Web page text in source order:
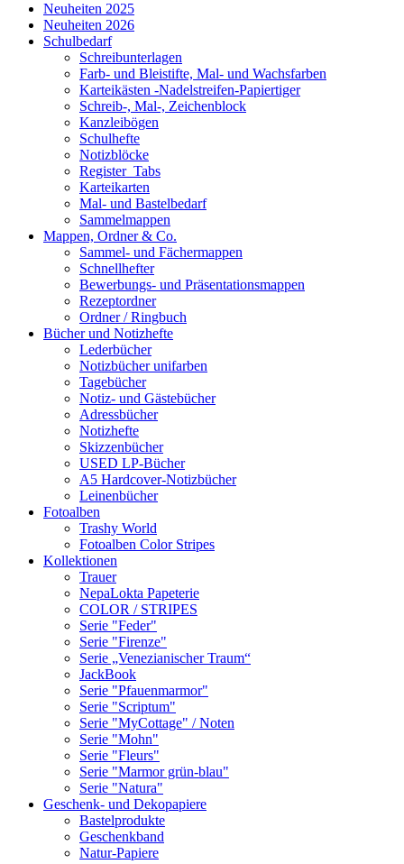
Neuheiten 2025
Neuheiten 2026
Schulbedarf
Schreibunterlagen
Farb- und Bleistifte, Mal- und Wachsfarben
Karteikästen -Nadelstreifen-Papiertiger
Schreib-, Mal-, Zeichenblock
Kanzleibögen
Schulhefte
Notizblöcke
Register_Tabs
Karteikarten
Mal- und Bastelbedarf
Sammelmappen
Mappen, Ordner & Co.
Sammel- und Fächermappen
Schnellhefter
Bewerbungs- und Präsentationsmappen
Rezeptordner
Ordner / Ringbuch
Bücher und Notizhefte
Lederbücher
Notizbücher unifarben
Tagebücher
Notiz- und Gästebücher
Adressbücher
Notizhefte
Skizzenbücher
USED LP-Bücher
A5 Hardcover-Notizbücher
Leinenbücher
Fotoalben
Trashy World
Fotoalben Color Stripes
Kollektionen
Trauer
NepaLokta Papeterie
COLOR / STRIPES
Serie "Feder"
Serie "Firenze"
Serie „Venezianischer Traum“
JackBook
Serie "Pfauenmarmor"
Serie "Scriptum"
Serie "MyCottage" / Noten
Serie "Mohn"
Serie "Fleurs"
Serie "Marmor grün-blau"
Serie "Natura"
Geschenk- und Dekopapiere
Bastelprodukte
Geschenkband
Natur-Papiere